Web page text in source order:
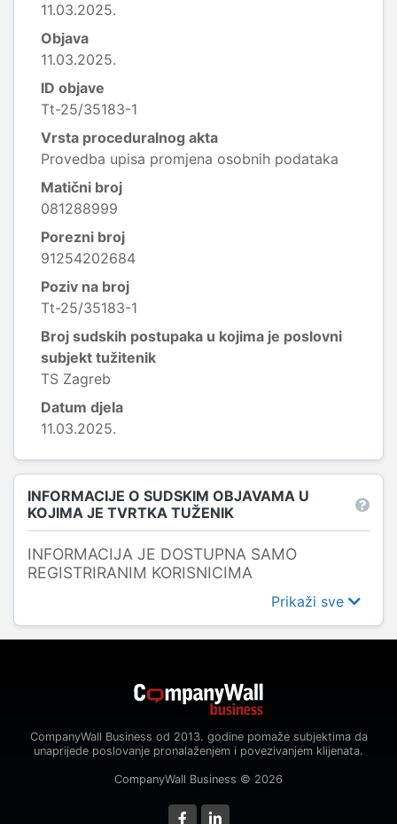
11.03.2025.
Objava
11.03.2025.
ID objave
Tt-25/35183-1
Vrsta proceduralnog akta
Provedba upisa promjena osobnih podataka
Matični broj
081288999
Porezni broj
91254202684
Poziv na broj
Tt-25/35183-1
Broj sudskih postupaka u kojima je poslovni
subjekt tužitenik
TS Zagreb
Datum djela
11.03.2025.
INFORMACIJE O SUDSKIM OBJAVAMA U
KOJIMA JE TVRTKA TUŽENIK
INFORMACIJA JE DOSTUPNA SAMO
REGISTRIRANIM KORISNICIMA
Prikaži sve
CompanyWall Business od 2013. godine pomaže subjektima da
unaprijede poslovanje pronalaženjem i povezivanjem klijenata.
CompanyWall Business © 2026